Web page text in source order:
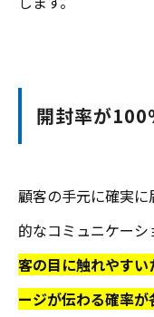
開封率が
顧客の手元に確実
的なコミュニケーシ
客の目に触れやす
ージが伝わる確率